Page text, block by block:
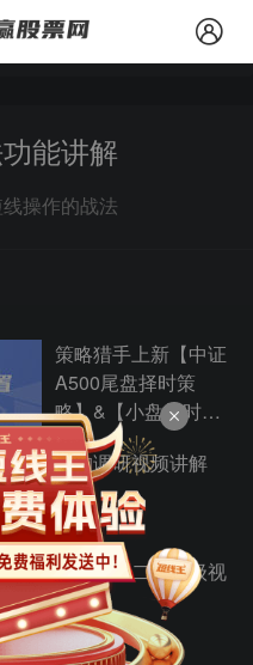
容仅供参考和学习使用，不作为买
能讲解
操作的战法
策略猎手上新【中证
A500尾盘择时策
略】&【小盘择时策
略】
机构调研视频讲解
打板助手二次升级视
频讲解